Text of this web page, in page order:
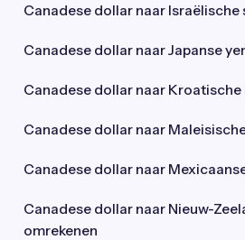
Canadese dollar naar Israëlische
Canadese dollar naar Japanse
Canadese dollar naar Kroatische
Canadese dollar naar
Canadese dollar naar
Canadese dollar naar Nieuw-
omrekenen